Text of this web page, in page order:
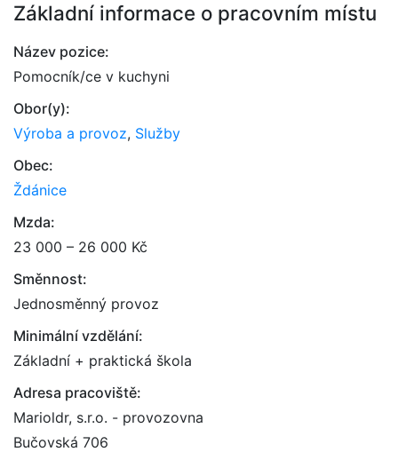
Základní informace o pracovním místu
Název pozice:
Pomocník/ce v kuchyni
Obor(y):
Výroba a provoz, Služby
Obec:
Ždánice
Mzda:
23 000 – 26 000 Kč
Směnnost:
Jednosměnný provoz
Minimální vzdělání:
Základní + praktická škola
Adresa pracoviště:
Marioldr, s.r.o. - provozovna
Bučovská 706